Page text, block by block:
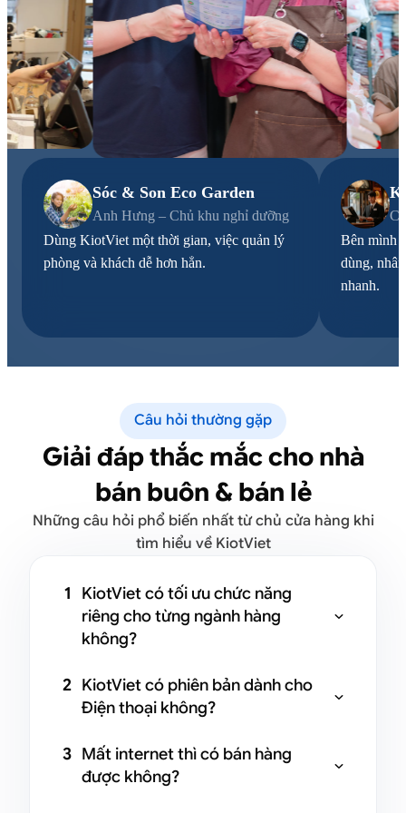
Sóc & Son Eco Garden
Anh Hưng – Chủ khu nghỉ dưỡng
Dùng KiotViet một thời gian, việc quản lý
phòng và khách dễ hơn hẳn.
Bên mình
dùng,
nhanh.
Câu hỏi thường gặp
Giải đáp thắc mắc cho nhà
bán buôn & bán lẻ
Những câu hỏi phổ biến nhất từ chủ cửa hàng khi
tìm hiểu về KiotViet
1
KiotViet có tối ưu chức năng
riêng cho từng ngành hàng
không?

các tính năng quản lý bán hàng phổ
biến của mọi ngành hàng bán buôn,
hóa chức năng cho từng ngành hàng
cụ thể. Việc tùy biến và tối ưu cho
2 KiotViet có phiên bản dành cho
Điện thoại không?

Bên cạnh bán hàng hiệu quả trên thiết
bị máy tính, KiotViet được thiết kế với
tính linh hoạt cao, cho phép hoạt
3 Mất internet thì có bán hàng
được không?
